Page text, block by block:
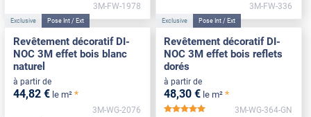
3M-FW-1978 3M-FW-336
Exclusive Pose Int / Ext
Revêtement décoratif DI-
NOC 3M effet bois blanc
naturel
à partir de
44,82 € le m² *
3M-WG-2076
Exclusive Pose Int / Ext
Revêtement décoratif DI-
NOC 3M effet bois reflets
dorés
à partir de
48,30 € le m² *
3M-WG-364-GN